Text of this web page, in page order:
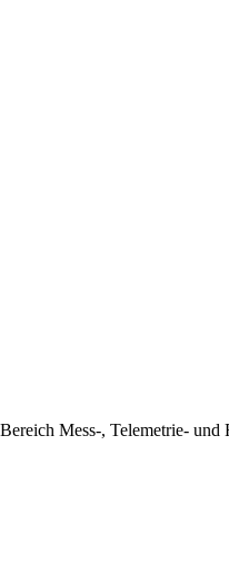
Mess-, Telemetrie- und